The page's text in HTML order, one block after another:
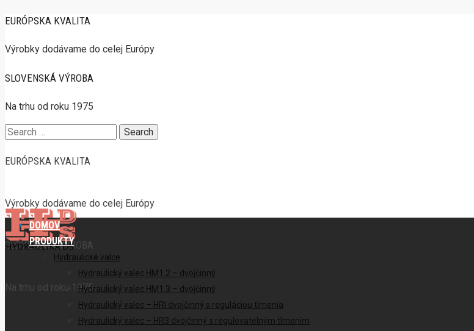
EURÓPSKA KVALITA
Výrobky dodávame do celej Európy
SLOVENSKÁ VÝROBA
Na trhu od roku 1975
Search
EURÓPSKA KVALITA
Výrobky dodávame do celej Európy
SLOVENSKÁ VÝROBA
Na trhu od roku 1975
DOMOV
PRODUKTY
Hydraulické valce
Hydraulický valec HM1.2 – dvojčinný
Hydraulický valec HM1.3 – dvojčinný
Hydraulický valec – HRI dvojčinný s reguláciou tlmenia
Hydraulický valec – HR3 dvojčinný s regulovatelným tlmením